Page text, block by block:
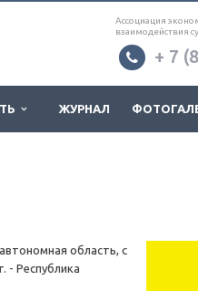
Ассоциация
взаимодействия
+ 7
ЖУРНАЛ
область, с
- Республика